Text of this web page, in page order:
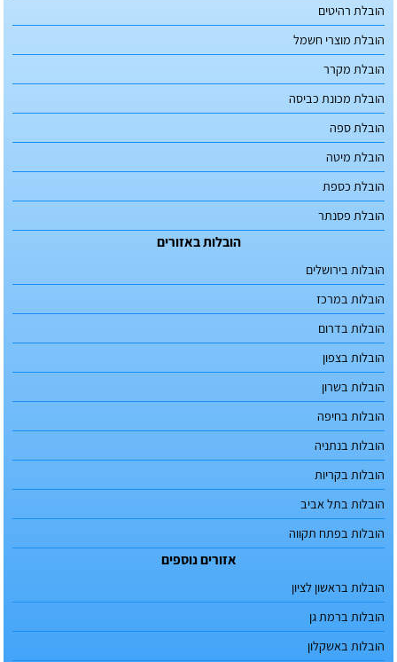
הובלת רהיטים
הובלת מוצרי חשמל
הובלת מקרר
הובלת מכונת כביסה
הובלת ספה
הובלת מיטה
הובלת כספת
הובלת פסנתר
הובלות באזורים
הובלות בירושלים
הובלות במרכז
הובלות בדרום
הובלות בצפון
הובלות בשרון
הובלות בחיפה
הובלות בנתניה
הובלות בקריות
הובלות בתל אביב
הובלות בפתח תקווה
אזורים נוספים
הובלות בראשון לציון
הובלות ברמת גן
הובלות באשקלון